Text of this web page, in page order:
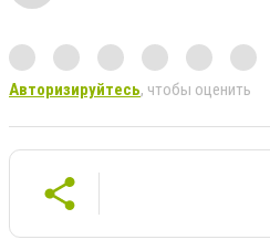
Авторизируйтесь, чтобы оценить